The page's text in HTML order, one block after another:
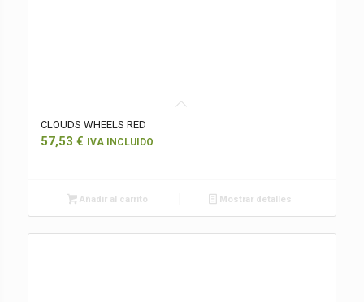
CLOUDS WHEELS RED
57,53 € IVA INCLUIDO
Añadir al carrito Mostrar detalles